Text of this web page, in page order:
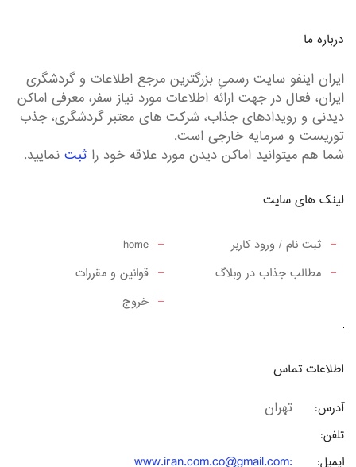
درباره ما
ایران اینفو سایت رسمیِ بزرگترین مرجع اطلاعات و گردشگری
ایران، فعال در جهت ارائه اطلاعات مورد نیاز سفر، معرفی اماکن
دیدنی و رویدادهای جذاب، شرکت های معتبر گردشگری، جذب
توریست و سرمایه خارجی است.
شما هم میتوانید اماکن دیدن مورد علاقه خود را ثبت نمایید.
لینک های سایت
home
ثبت نام / ورود کاربر
قوانین و مقررات
مطالب جذاب در وبلاگ
خروج
اطلاعات تماس
آدرس: تهران
تلفن:
ایمیل: